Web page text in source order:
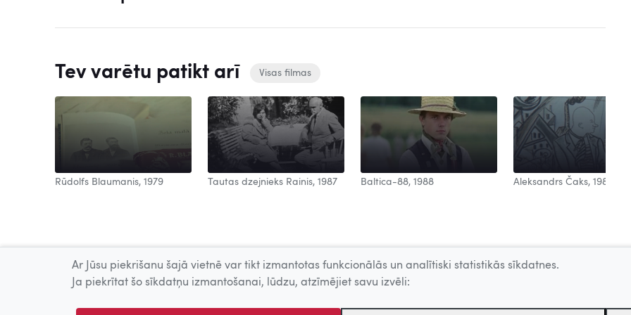
Tev varētu patikt arī Visas filmas
Rūdolfs Blaumanis, 1979 Tautas dzejnieks Rainis, 1987 Baltica-88, 1988 Aleksandrs Čaks, 1988
Ar Jūsu piekrišanu šajā vietnē var tikt izmantotas funkcionālās un analītiski statistikās sīkdatnes.
Ja piekrītat šo sīkdatņu izmantošanai, lūdzu, atzīmējiet savu izvēli: